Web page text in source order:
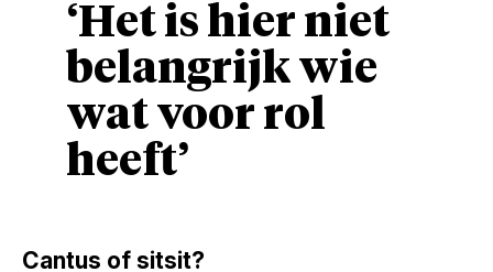
‘Het is hier niet
belangrijk wie
wat voor rol
heeft’
Cantus of sitsit?